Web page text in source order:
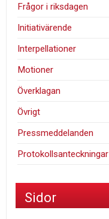
Frågor i riksdagen
Initiativärende
Interpellationer
Motioner
Överklagan
Övrigt
Pressmeddelanden
Protokollsanteckningar
Sidor